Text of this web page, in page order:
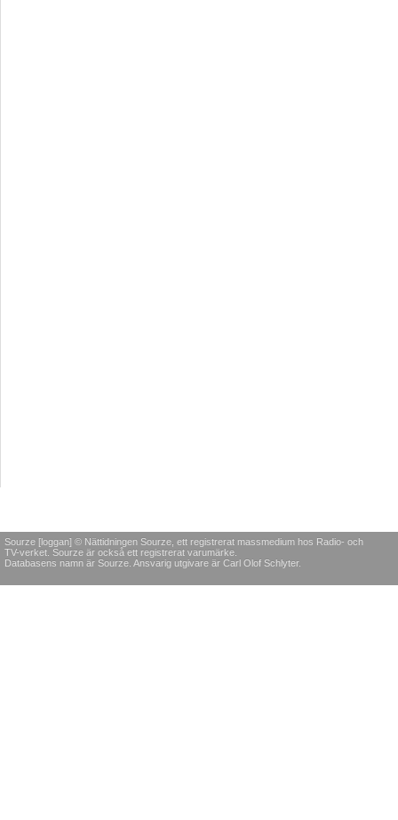
Sourze [loggan] © Nättidningen Sourze, ett registrerat massmedium hos Radio- och
TV-verket. Sourze är också ett registrerat varumärke.
Databasens namn är Sourze. Ansvarig utgivare är Carl Olof Schlyter.